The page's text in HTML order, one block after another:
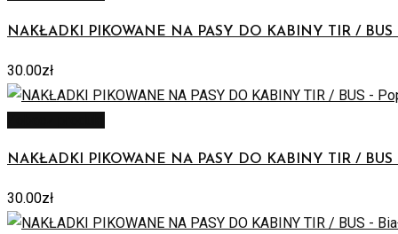
NAKŁADKI PIKOWANE NA PASY DO KABINY TIR / BUS
30.00zł
NAKŁADKI PIKOWANE NA PASY DO KABINY TIR / BUS
30.00zł